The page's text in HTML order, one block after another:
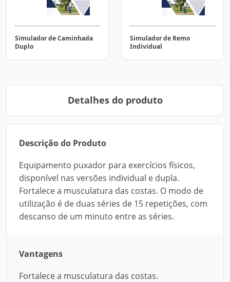
Simulador de Caminhada
Duplo
Simulador de Remo
Individual
Detalhes do produto
Descrição do Produto
Equipamento puxador para exercícios físicos,
disponível nas versões individual e dupla.
Fortalece a musculatura das costas. O modo de
utilização é de duas séries de 15 repetições, com
descanso de um minuto entre as séries.
Vantagens
Fortalece a musculatura das costas.